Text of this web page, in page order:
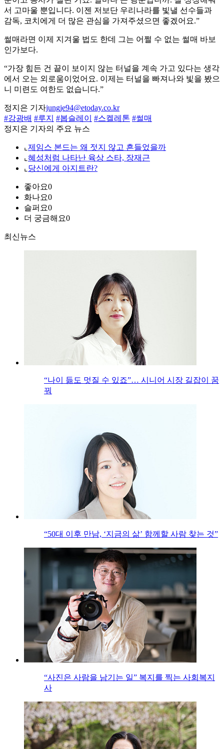
서 고마울 뿐입니다. 이젠 저보단 우리나라를 빛낼 선수들과
감독, 코치에게 더 많은 관심을 가져주셨으면 좋겠어요.”
썰매라면 이제 지겨울 법도 한데 그는 어쩔 수 없는 썰매 바보
인가보다.
“가장 힘든 건 끝이 보이지 않는 터널을 계속 가고 있다는 생각
에서 오는 외로움이었어요. 이제는 터널을 빠져나와 빛을 봤으
니 미련도 여한도 없습니다.”
정지은 기자jungje94@etoday.co.kr
#강광배 #루지 #봅슬레이 #스켈레톤 #썰매
정지은 기자의 주요 뉴스
⌞ 제임스 본드는 왜 젓지 않고 흔들었을까
⌞ 혜성처럼 나타난 육상 스타, 장재근
⌞ 당신에게 아지트란?
좋아요0
화나요0
슬퍼요0
더 궁금해요0
최신뉴스
“나이 듦도 멋질 수 있죠”… 시니어 시장 길잡이 꿈
꿔
“50대 이후 만남, ‘지금의 삶’ 함께할 사람 찾는 것”
“사진은 사람을 남기는 일” 복지를 찍는 사회복지
사